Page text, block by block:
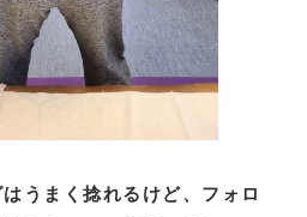
うまく捻れるけど、フォロ